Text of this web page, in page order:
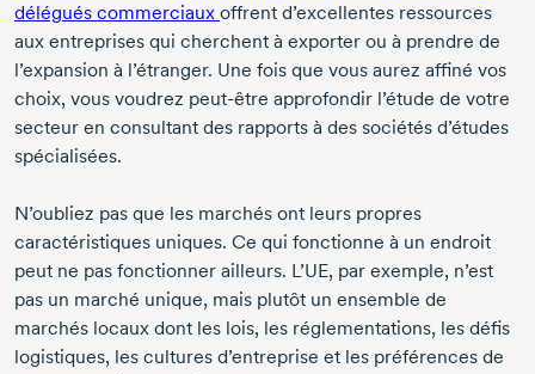
délégués commerciaux offrent d’excellentes ressources
aux entreprises qui cherchent à exporter ou à prendre de
l’expansion à l’étranger. Une fois que vous aurez affiné vos
choix, vous voudrez peut-être approfondir l’étude de votre
secteur en consultant des rapports à des sociétés d’études
spécialisées.
N’oubliez pas que les marchés ont leurs propres
caractéristiques uniques. Ce qui fonctionne à un endroit
peut ne pas fonctionner ailleurs. L’UE, par exemple, n’est
pas un marché unique, mais plutôt un ensemble de
marchés locaux dont les lois, les réglementations, les défis
logistiques, les cultures d’entreprise et les préférences de